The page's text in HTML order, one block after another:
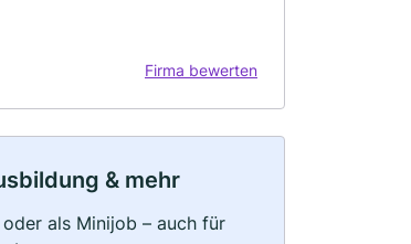
Firma bewerten
& mehr
als Minijob – auch für